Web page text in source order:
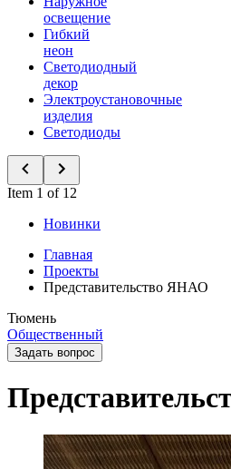
освещение
Гибкий
неон
Светодиодный
декор
Электроустановочные
изделия
Светодиоды
Item 1 of 12
Новинки
Главная
Проекты
Представительство ЯНАО
Тюмень
Общественный
Задать вопрос